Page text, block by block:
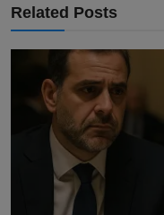
Related Posts